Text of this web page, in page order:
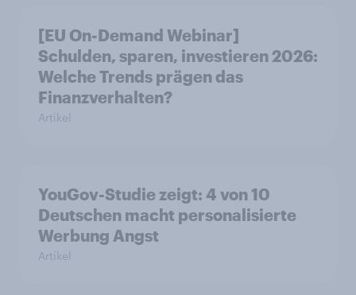
[EU On-Demand Webinar]
Schulden, sparen, investieren 2026:
Welche Trends prägen das
Finanzverhalten?
Artikel
YouGov-Studie zeigt: 4 von 10
Deutschen macht personalisierte
Werbung Angst
Artikel